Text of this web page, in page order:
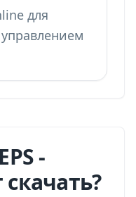
для
-